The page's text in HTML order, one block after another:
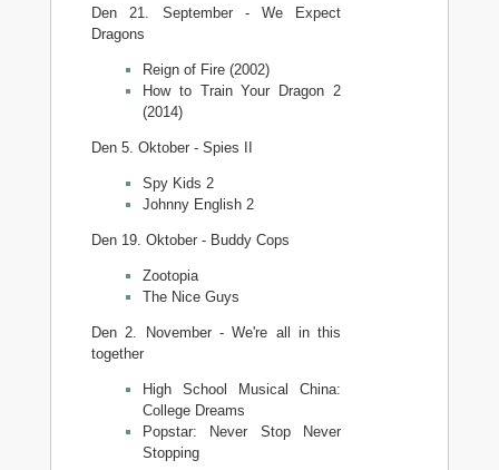
Den 21. September - We Expect
Dragons
Reign of Fire (2002)
How to Train Your Dragon 2
(2014)
Den 5. Oktober - Spies II
Spy Kids 2
Johnny English 2
Den 19. Oktober - Buddy Cops
Zootopia
The Nice Guys
Den 2. November - We're all in this
together
High School Musical China:
College Dreams
Popstar: Never Stop Never
Stopping